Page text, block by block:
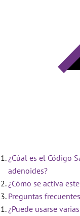
¿Cúal es el Código
adenoides?
¿Cómo se activa
Preguntas frecuentes
¿Puede usarse